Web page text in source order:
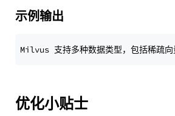
示例输出
优化小贴士